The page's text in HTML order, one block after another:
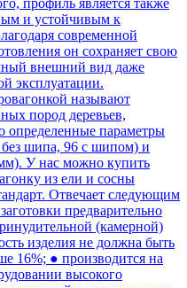
профиль является также
и устойчивым к
современной
он сохраняет свою
внешний вид даже
эксплуатации.
называют
пород деревьев,
определенные параметры
шипа, 96 с шипом) и
У нас можно купить
из ели и сосны
Отвечает следующим
предварительно
(камерной)
изделия не должна быть
16%; ● производится на
высокого